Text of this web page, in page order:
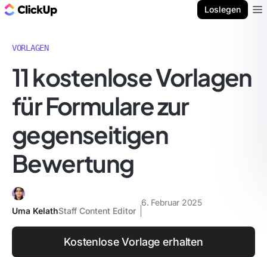
Loslegen
VORLAGEN
11 kostenlose Vorlagen
für Formulare zur
gegenseitigen
Bewertung
Uma KelathStaff Content Editor
6. Februar 2025
Kostenlose Vorlage erhalten